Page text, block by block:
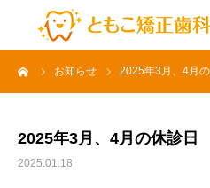
お知らせ 2025年3月、4月の
2025年3月、4月の休診日
2025.01.18
HOME